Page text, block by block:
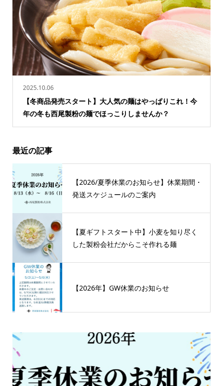
2025.10.06
【冬商品発売スタート】大人気の麺はやっぱりこれ！今
年の冬も西尾製粉の麺でほっこりしませんか？
最近の記事
【2026/夏季休業のお知らせ】休業期間・
発送スケジュールのご案内
【夏ギフトスタート中】小麦を知り尽く
した製粉会社だからこそ作れる麺
【2026年】GW休業のお知らせ